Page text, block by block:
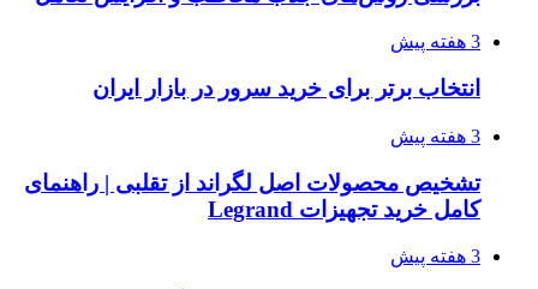
3 هفته پیش
انتخاب برتر برای خرید سرور در بازار ایران
3 هفته پیش
تشخیص محصولات اصل لگراند از تقلبی | راهنمای
کامل خرید تجهیزات Legrand
3 هفته پیش